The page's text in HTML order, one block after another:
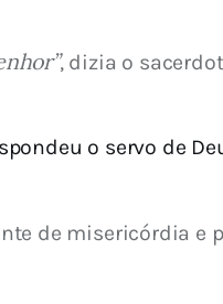
, dizia o
o servo de
de misericórdia e